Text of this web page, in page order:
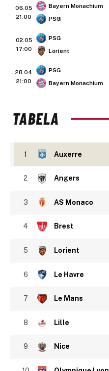
06.05
21:00
Bayern Monachium
PSG
02.05
17:00
PSG
Lorient
28.04
21:00
PSG
Bayern Monachium
TABELA
1 Auxerre
2 Angers
3 AS Monaco
4 Brest
5 Lorient
6 Le Havre
7 Le Mans
8 Lille
9 Nice